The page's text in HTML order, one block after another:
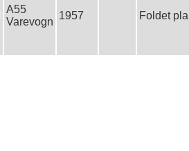
A55
Varevogn
1957 Foldet